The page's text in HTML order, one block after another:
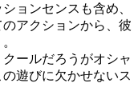
ョンセンスも含め、
アクションから、彼
ールだろうがオシャ
遊びに欠かせないス